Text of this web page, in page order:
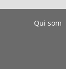
Qui som